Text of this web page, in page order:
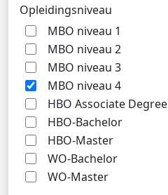
Opleidingsniveau
MBO niveau 1
MBO niveau 2
MBO niveau 3
MBO niveau 4
HBO Associate Degree
HBO-Bachelor
HBO-Master
WO-Bachelor
WO-Master